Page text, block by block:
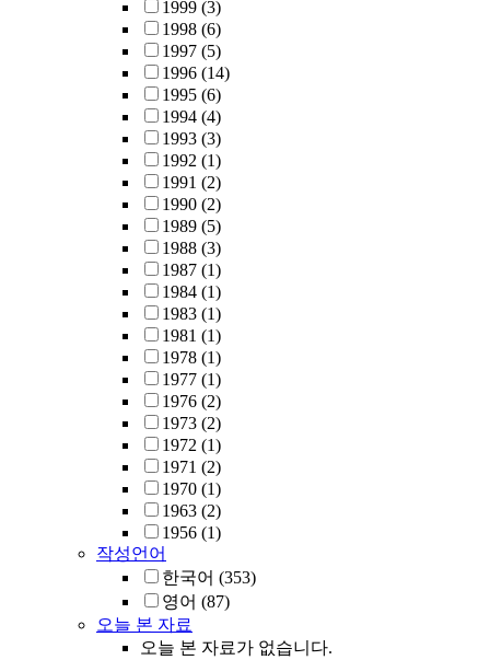
1999 (3)
1998 (6)
1997 (5)
1996 (14)
1995 (6)
1994 (4)
1993 (3)
1992 (1)
1991 (2)
1990 (2)
1989 (5)
1988 (3)
1987 (1)
1984 (1)
1983 (1)
1981 (1)
1978 (1)
1977 (1)
1976 (2)
1973 (2)
1972 (1)
1971 (2)
1970 (1)
1963 (2)
1956 (1)
작성언어
한국어 (353)
영어 (87)
오늘 본 자료
오늘 본 자료가 없습니다.